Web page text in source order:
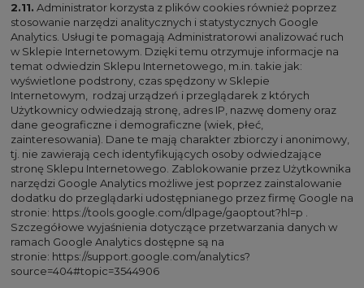
2.11. Administrator korzysta z plików cookies również poprzez
stosowanie narzędzi analitycznych i statystycznych Google
Analytics. Usługi te pomagają Administratorowi analizować ruch
w Sklepie Internetowym. Dzięki temu otrzymuje informacje na
temat odwiedzin Sklepu Internetowego, m.in. takie jak:
wyświetlone podstrony, czas spędzony w Sklepie
Internetowym, rodzaj urządzeń i przeglądarek z których
Użytkownicy odwiedzają stronę, adres IP, nazwę domeny oraz
dane geograficzne i demograficzne (wiek, płeć,
zainteresowania). Dane te mają charakter zbiorczy i anonimowy,
tj. nie zawierają cech identyfikujących osoby odwiedzające
stronę Sklepu Internetowego. Zablokowanie przez Użytkownika
narzędzi Google Analytics możliwe jest poprzez zainstalowanie
dodatku do przeglądarki udostępnianego przez firmę Google na
stronie: https://tools.google.com/dlpage/gaoptout?hl=p
Szczegółowe wyjaśnienia dotyczące przetwarzania danych w
ramach Google Analytics dostępne są na
stronie: https://support.google.com/analytics?
source=404#topic=3544906